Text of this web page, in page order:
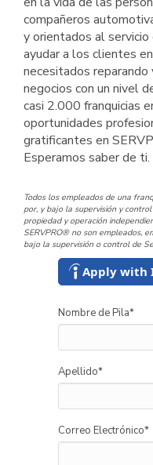
compañeros
y orientados al servicio
ayudar a los clientes
necesitados
negocios con un nivel
casi 2.000 franquicias
oportunidades
gratificantes en
Esperamos saber de ti.
Todos los empleados de una
por, y bajo la supervisión y
propiedad y operación
SERVPRO® no son empleados,
bajo la supervisión o control de
Apply with
Nombre de Pila*
Apellido*
Correo Electrónico*